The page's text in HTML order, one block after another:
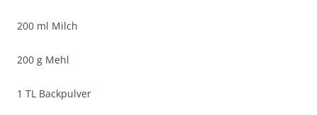
200 ml Milch
200 g Mehl
1 TL Backpulver